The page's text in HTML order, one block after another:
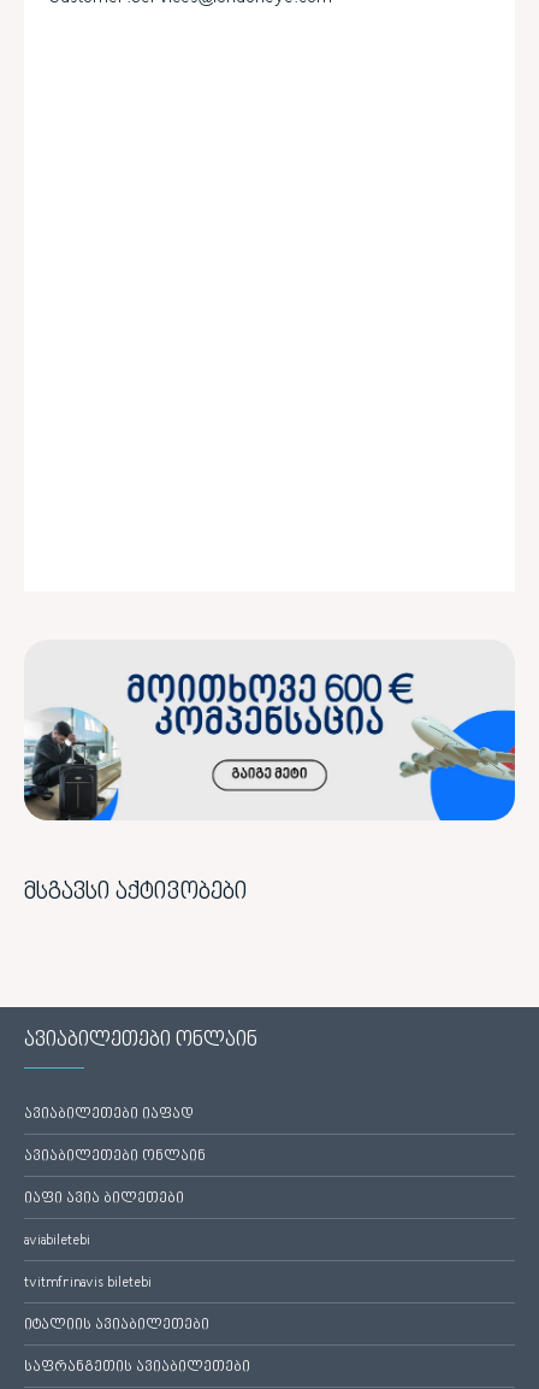
მსგავსი აქტივობები
ავიაბილეთები ონლაინ
ავიაბილეთები იაფად
ავიაბილეთები ონლაინ
იაფი ავია ბილეთები
aviabiletebi
tvitmfrinavis biletebi
იტალიის ავიაბილეთები
საფრანგეთის ავიაბილეთები